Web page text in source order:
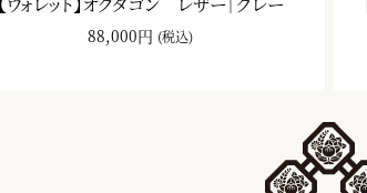
88,000円 (税込)